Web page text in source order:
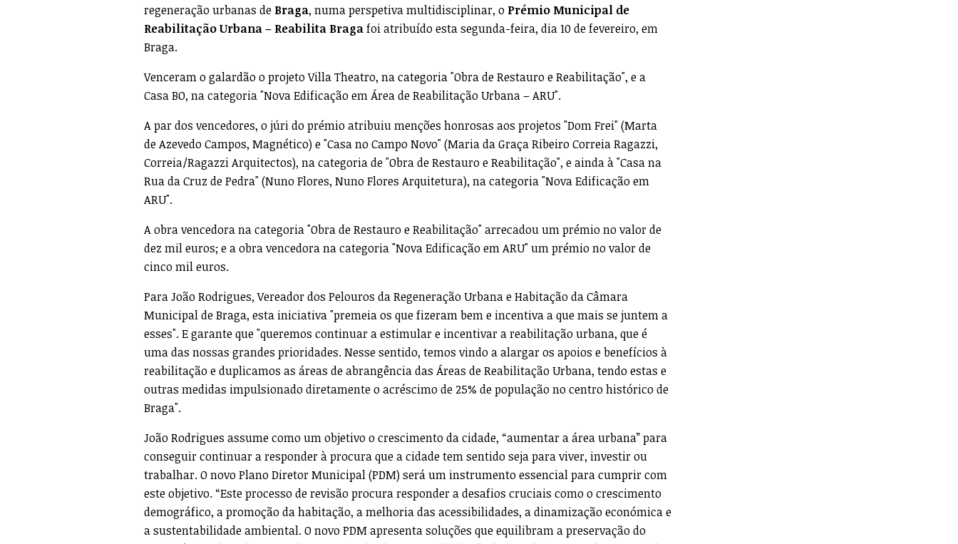
regeneração urbanas de Braga, numa perspetiva multidisciplinar, o Prémio Municipal de
Reabilitação Urbana – Reabilita Bragafoi atribuído esta segunda-feira, dia 10 de fevereiro, em
Braga.
Venceram o galardão o projeto Villa Theatro, na categoria "Obra de Restauro e Reabilitação", e a
Casa BO, na categoria "Nova Edificação em Área de Reabilitação Urbana – ARU".
A par dos vencedores, o júri do prémio atribuiu menções honrosas aos projetos "Dom Frei" (Marta
de Azevedo Campos, Magnético) e "Casa no Campo Novo" (Maria da Graça Ribeiro Correia Ragazzi,
Correia/Ragazzi Arquitectos), na categoria de "Obra de Restauro e Reabilitação", e ainda à "Casa na
Rua da Cruz de Pedra" (Nuno Flores, Nuno Flores Arquitetura), na categoria "Nova Edificação em
ARU".
A obra vencedora na categoria "Obra de Restauro e Reabilitação" arrecadou um prémio no valor de
dez mil euros; e a obra vencedora na categoria "Nova Edificação em ARU" um prémio no valor de
cinco mil euros.
Para João Rodrigues, Vereador dos Pelouros da Regeneração Urbana e Habitação da Câmara
Municipal de Braga, esta iniciativa "premeia os que fizeram bem e incentiva a que mais se juntem a
esses". E garante que "queremos continuar a estimular e incentivar a reabilitação urbana, que é
uma das nossas grandes prioridades. Nesse sentido, temos vindo a alargar os apoios e benefícios à
reabilitação e duplicamos as áreas de abrangência das Áreas de Reabilitação Urbana, tendo estas e
outras medidas impulsionado diretamente o acréscimo de 25% de população no centro histórico de
Braga".
João Rodrigues assume como um objetivo o crescimento da cidade, “aumentar a área urbana” para
conseguir continuar a responder à procura que a cidade tem sentido seja para viver, investir ou
trabalhar. O novo Plano Diretor Municipal (PDM) será um instrumento essencial para cumprir com
este objetivo. “Este processo de revisão procura responder a desafios cruciais como o crescimento
demográfico, a promoção da habitação, a melhoria das acessibilidades, a dinamização económica e
a sustentabilidade ambiental. O novo PDM apresenta soluções que equilibram a preservação do